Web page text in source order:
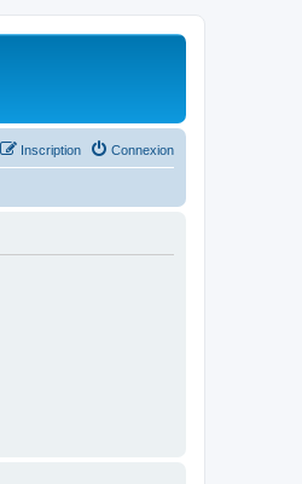
Connexion
Inscription